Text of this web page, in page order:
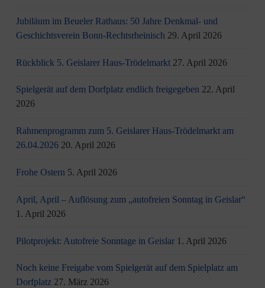
Jubiläum im Beueler Rathaus: 50 Jahre Denkmal- und
Geschichtsverein Bonn-Rechtsrheinisch 29. April 2026
Rückblick 5. Geislarer Haus-Trödelmarkt 27. April 2026
Spielgerät auf dem Dorfplatz endlich freigegeben 22. April
2026
Rahmenprogramm zum 5. Geislarer Haus-Trödelmarkt am
26.04.2026 20. April 2026
Frohe Ostern 5. April 2026
April, April – Auflösung zum „autofreien Sonntag in Geislar“
1. April 2026
Pilotprojekt: Autofreie Sonntage in Geislar 1. April 2026
Noch keine Freigabe vom Spielgerät auf dem Spielplatz am
Dorfplatz 27. März 2026